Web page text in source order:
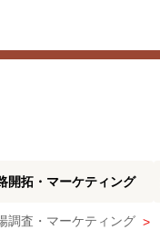
開拓・マーケティング
調査・マーケティング